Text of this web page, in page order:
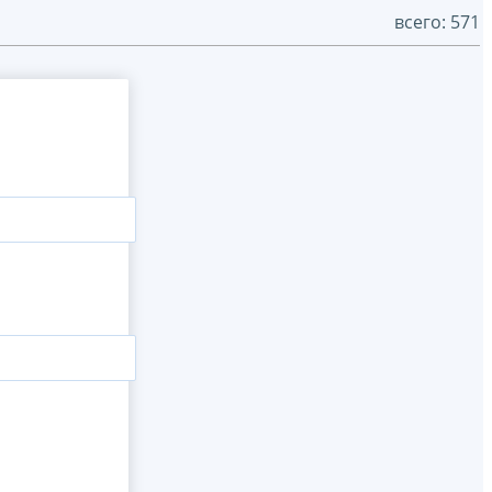
всего: 571